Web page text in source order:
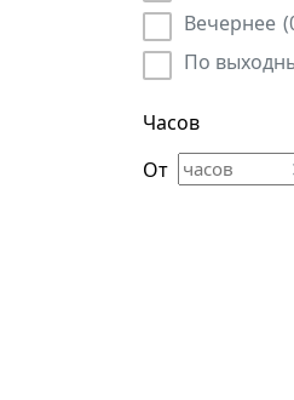
Планировщик
Руководитель
Сметчик (38)
Вечернее (
По
Часов
От